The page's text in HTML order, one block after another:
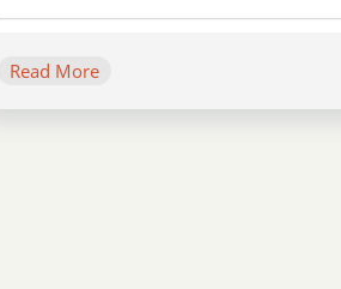
Read More